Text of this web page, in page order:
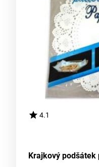
4.1
Krajkový podšátek